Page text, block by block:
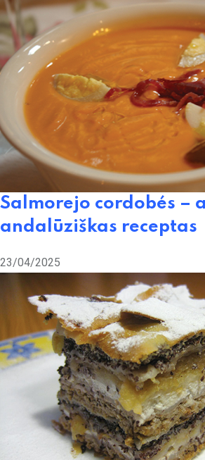
Salmorejo cordobés –
andalūziškas receptas
23/04/2025